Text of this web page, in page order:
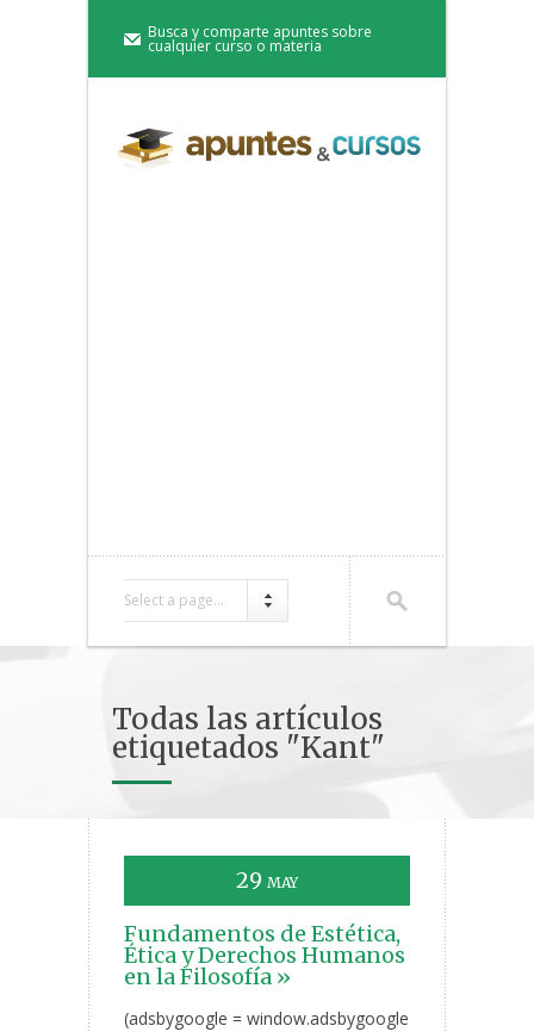
Busca y comparte apuntes sobre
cualquier curso o materia
Select a page...
Todas las artículos
etiquetados "Kant"
29 MAY
Fundamentos de Estética,
Ética y Derechos Humanos
en la Filosofía »
(adsbygoogle = window.adsbygoogle